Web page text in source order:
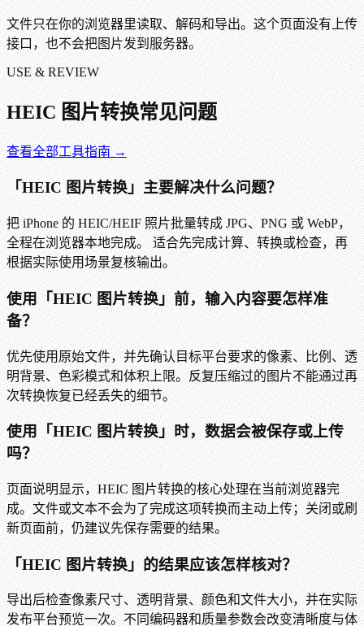
文件只在你的浏览器里读取、解码和导出。这个页面没有上传
接口，也不会把图片发到服务器。
USE & REVIEW
HEIC 图片转换常见问题
查看全部工具指南 →
「HEIC 图片转换」主要解决什么问题？
把 iPhone 的 HEIC/HEIF 照片批量转成 JPG、PNG 或 WebP，
全程在浏览器本地完成。 适合先完成计算、转换或检查，再
根据实际使用场景复核输出。
使用「HEIC 图片转换」前，输入内容要怎样准
备？
优先使用原始文件，并先确认目标平台要求的像素、比例、透
明背景、色彩模式和体积上限。反复压缩过的图片不能通过再
次转换恢复已经丢失的细节。
使用「HEIC 图片转换」时，数据会被保存或上传
吗？
页面说明显示，HEIC 图片转换的核心处理在当前浏览器完
成。文件或文本不会为了完成这项转换而主动上传；关闭或刷
新页面前，仍建议先保存需要的结果。
「HEIC 图片转换」的结果应该怎样核对？
导出后检查像素尺寸、透明背景、颜色和文件大小，并在实际
发布平台预览一次。不同编码器和质量参数会改变清晰度与体